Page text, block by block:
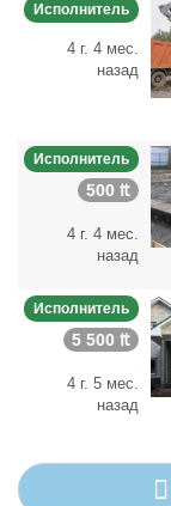
Исполнитель
4 г. 4 мес.
назад
Исполнитель
500 ₶
4 г. 4 мес.
назад
Исполнитель
5 500 ₶
4 г. 5 мес.
назад